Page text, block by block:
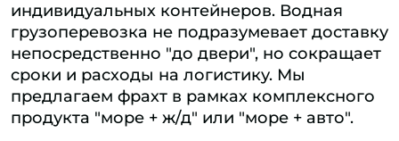
индивидуальных контейнеров. Водная
грузоперевозка не подразумевает доставку
непосредственно "до двери", но сокращает
сроки и расходы на логистику. Мы
предлагаем фрахт в рамках комплексного
продукта "море + ж/д" или "море + авто".